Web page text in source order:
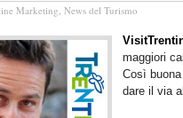
Marketing, News del Turismo
maggiori
Così
dare il via